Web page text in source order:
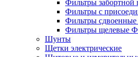
Фильтры забортной
Фильтры с
Фильтры
Фильтры щелевые
Шунты
Щетки электрические